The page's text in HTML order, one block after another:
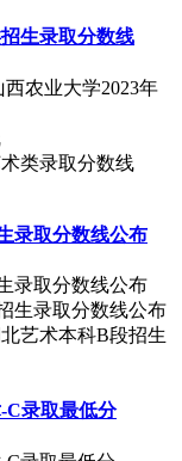
生录取分数线
农业大学2023年
类录取分数线
录取分数线公布
录取分数线公布
艺术本科B段招生
C录取最低分